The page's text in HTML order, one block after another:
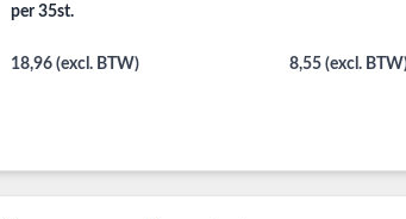
per 35st.
18,96 (excl. BTW) 8,55 (excl.